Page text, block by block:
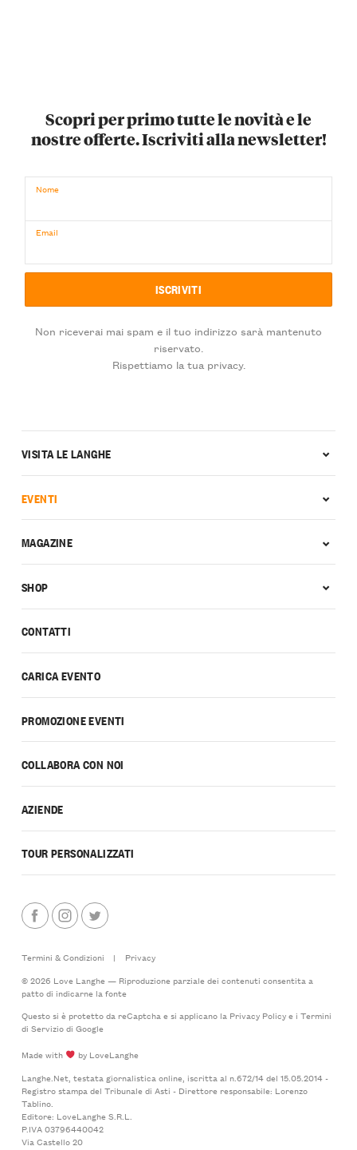
Scopri per primo tutte le novità e le
nostre offerte. Iscriviti alla newsletter!
Nome
Email
Non riceverai mai spam e il tuo indirizzo sarà mantenuto
riservato.
Rispettiamo la tua privacy.
CONTATTI
CARICA EVENTO
PROMOZIONE EVENTI
COLLABORA CON NOI
AZIENDE
TOUR PERSONALIZZATI
VISITA LE LANGHE
EVENTI
MAGAZINE
SHOP
Termini & Condizioni |
Privacy
© 2026 Love Langhe — Riproduzione parziale dei contenuti consentita a
patto di indicarne la fonte
Questo si è protetto da reCaptcha e si applicano la Privacy Policye i Termini
di Serviziodi Google
Made with
by LoveLanghe
Langhe.Net, testata giornalistica online, iscritta al n.672/14 del 15.05.2014 -
Registro stampa del Tribunale di Asti - Direttore responsabile: Lorenzo
Tablino.
Editore: LoveLanghe S.R.L.
P.IVA 03796440042
Via Castello 20